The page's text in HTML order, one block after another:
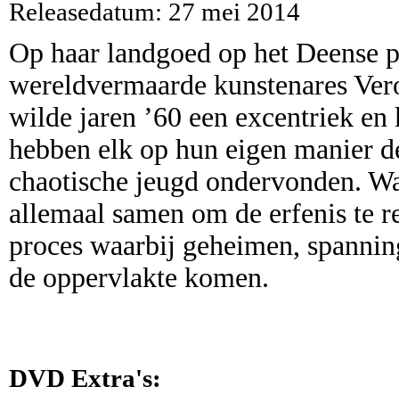
Releasedatum: 27 mei 2014
Op haar landgoed op het Deense
wereldvermaarde kunstenares
wilde jaren ’60 een excentriek
hebben elk op hun eigen manier
chaotische jeugd ondervonden.
allemaal samen om de erfenis te
proces waarbij geheimen,
de oppervlakte komen.
DVD Extra's: